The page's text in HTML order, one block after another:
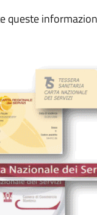
queste